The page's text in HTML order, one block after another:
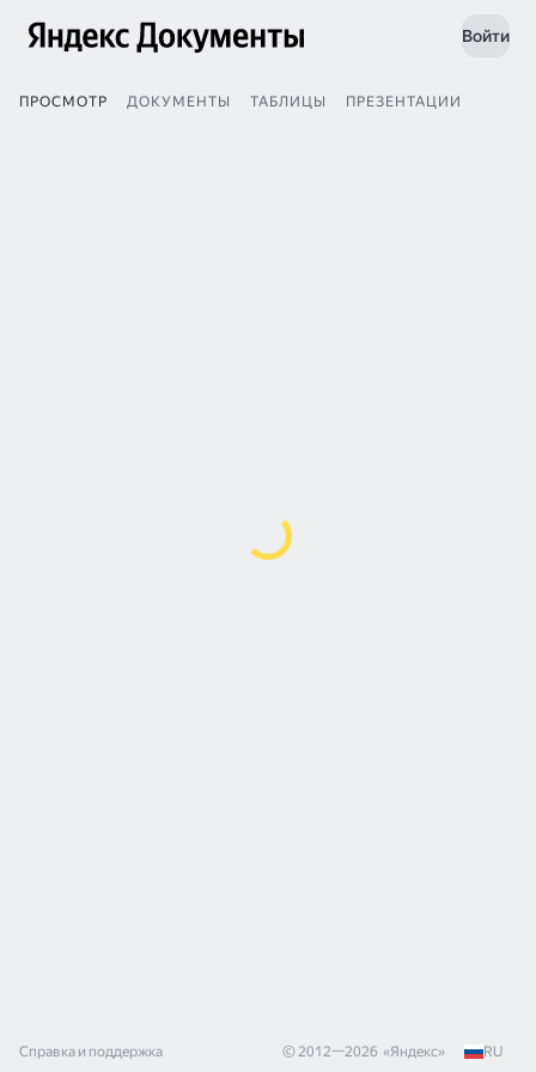
Войти
ПРОСМОТР ДОКУМЕНТЫ ТАБЛИЦЫ ПРЕЗЕНТАЦИИ
Справка и поддержка © 2012—2026 «Яндекс» RU